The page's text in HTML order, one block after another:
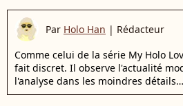
Par Holo Han | Rédacteur
Comme celui de la série My Holo
fait discret. Il observe l'actualité
l'analyse dans les moindres détails…